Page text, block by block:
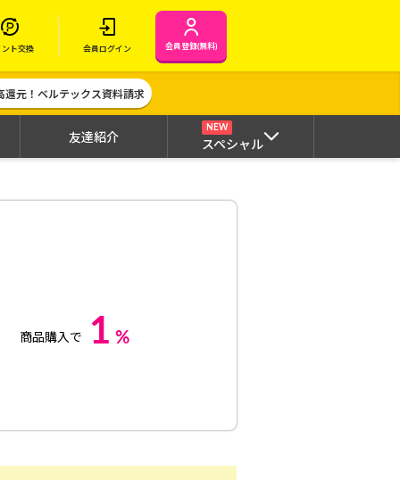
ント交換 会員ログイン 会員登録(無料)
還元！ベルテックス資料請求
友達紹介
NEW
スペシャル
商品購入で 1 %